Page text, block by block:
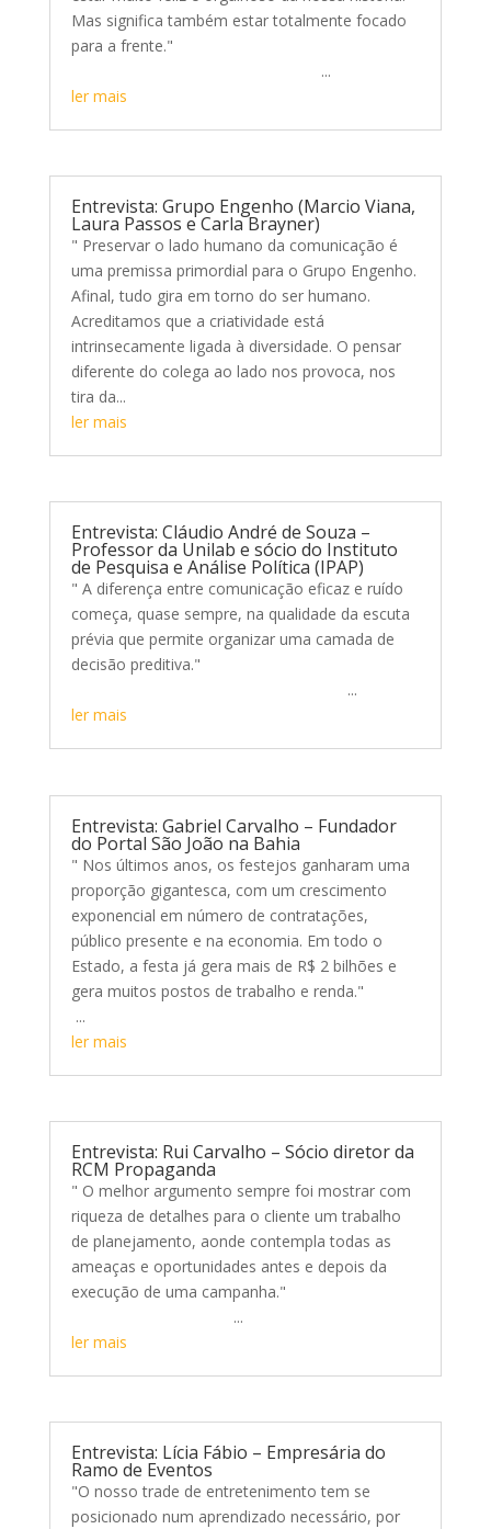
Mas significa também estar totalmente focado
para a frente."
...
ler mais
Entrevista: Grupo Engenho (Marcio Viana,
Laura Passos e Carla Brayner)
" Preservar o lado humano da comunicação é
uma premissa primordial para o Grupo Engenho.
Afinal, tudo gira em torno do ser humano.
Acreditamos que a criatividade está
intrinsecamente ligada à diversidade. O pensar
diferente do colega ao lado nos provoca, nos
tira da...
ler mais
Entrevista: Cláudio André de Souza –
Professor da Unilab e sócio do Instituto
de Pesquisa e Análise Política (IPAP)
" A diferença entre comunicação eficaz e ruído
começa, quase sempre, na qualidade da escuta
prévia que permite organizar uma camada de
decisão preditiva."
...
ler mais
Entrevista: Gabriel Carvalho – Fundador
do Portal São João na Bahia
" Nos últimos anos, os festejos ganharam uma
proporção gigantesca, com um crescimento
exponencial em número de contratações,
público presente e na economia. Em todo o
Estado, a festa já gera mais de R$ 2 bilhões e
gera muitos postos de trabalho e renda."
...
ler mais
Entrevista: Rui Carvalho – Sócio diretor da
RCM Propaganda
" O melhor argumento sempre foi mostrar com
riqueza de detalhes para o cliente um trabalho
de planejamento, aonde contempla todas as
ameaças e oportunidades antes e depois da
execução de uma campanha."
...
ler mais
Entrevista: Lícia Fábio – Empresária do
Ramo de Eventos
"O nosso trade de entretenimento tem se
posicionado num aprendizado necessário, por